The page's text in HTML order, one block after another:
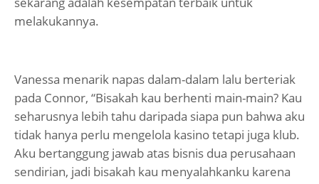
melakukannya.
Vanessa menarik napas dalam-dalam lalu berteriak
pada Connor, “Bisakah kau berhenti main-main? Kau
seharusnya lebih tahu daripada siapa pun bahwa aku
tidak hanya perlu mengelola kasino tetapi juga klub.
Aku bertanggung jawab atas bisnis dua perusahaan
sendirian, jadi bisakah kau menyalahkanku karena